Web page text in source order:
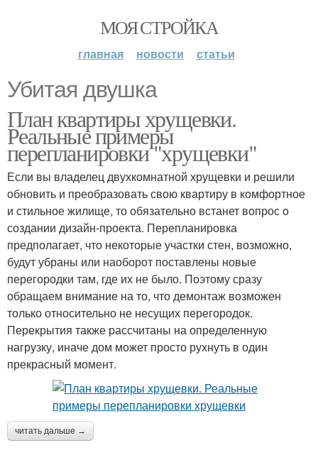
МОЯ СТРОЙКА
главная новости статьи
Убитая двушка
План квартиры хрущевки.
Реальные примеры
перепланировки "хрущевки"
Если вы владелец двухкомнатной хрущевки и решили
обновить и преобразовать свою квартиру в комфортное
и стильное жилище, то обязательно встанет вопрос о
создании дизайн-проекта. Перепланировка
предполагает, что некоторые участки стен, возможно,
будут убраны или наоборот поставлены новые
перегородки там, где их не было. Поэтому сразу
обращаем внимание на то, что демонтаж возможен
только относительно не несущих перегородок.
Перекрытия также рассчитаны на определенную
нагрузку, иначе дом может просто рухнуть в один
прекрасный момент.
читать дальше →